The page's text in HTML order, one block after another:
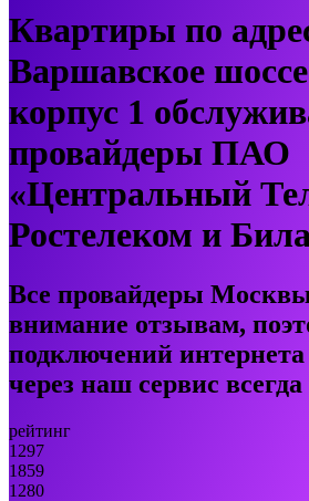
Квартиры по
Варшавское
корпус 1
провайдеры ПАО
«Центральный
Ростелеком и
Все провайдеры
внимание отзывам,
подключений
через наш сервис
рейтинг
1297
1859
1280